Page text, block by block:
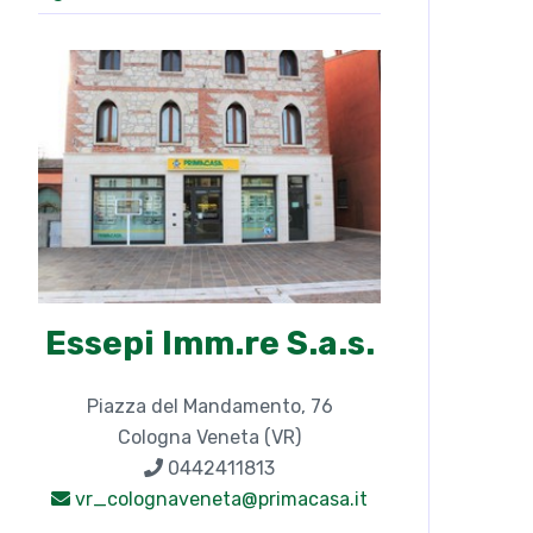
Essepi Imm.re S.a.s.
Piazza del Mandamento, 76
Cologna Veneta (VR)
0442411813
vr_colognaveneta@primacasa.it